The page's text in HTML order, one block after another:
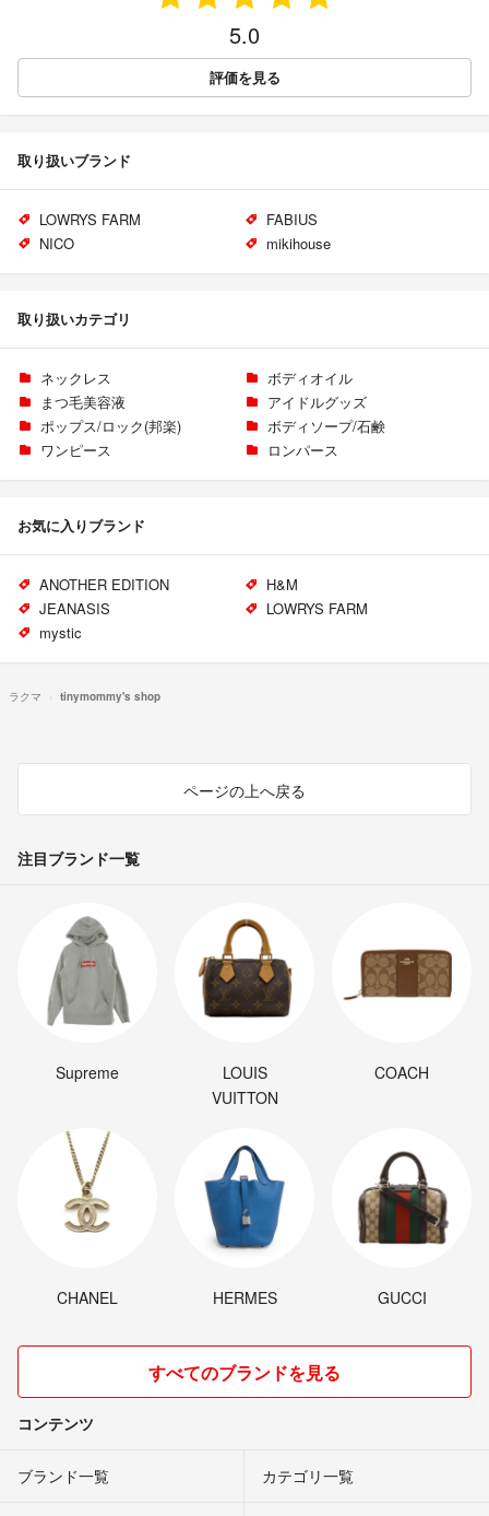
5.0
評価を見る
取り扱いブランド
LOWRYS FARM
FABIUS
NICO
mikihouse
取り扱いカテゴリ
ネックレス
ボディオイル
まつ毛美容液
アイドルグッズ
ポップス/ロック(邦楽)
ボディソープ/石鹸
ワンピース
ロンパース
お気に入りブランド
ANOTHER EDITION
H&M
JEANASIS
LOWRYS FARM
mystic
ラクマ tinymommy's shop
ページの上へ戻る
注目ブランド一覧
Supreme
LOUIS
VUITTON
COACH
CHANEL HERMES GUCCI
すべてのブランドを見る
コンテンツ
ブランド一覧 カテゴリ一覧